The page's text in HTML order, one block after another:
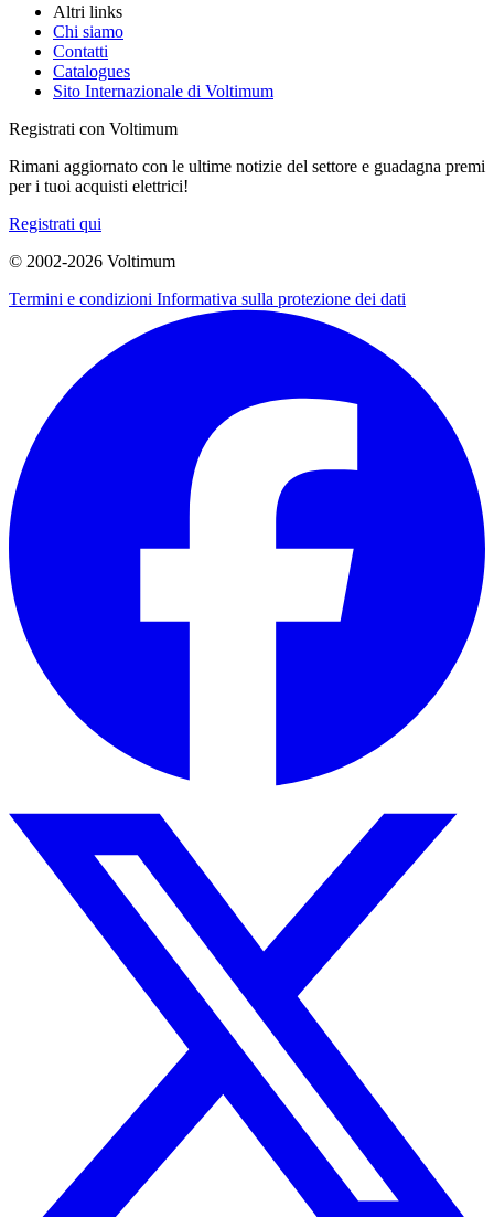
Altri links
Chi siamo
Contatti
Catalogues
Sito Internazionale di Voltimum
Registrati con Voltimum
Rimani aggiornato con le ultime notizie del settore e guadagna premi
per i tuoi acquisti elettrici!
Registrati qui
© 2002-2026 Voltimum
Termini e condizioni Informativa sulla protezione dei dati